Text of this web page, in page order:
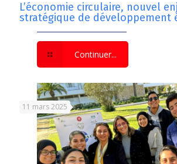
L’économie circulaire, nouvel
stratégique de développement
Continuer...
11 mars 2025